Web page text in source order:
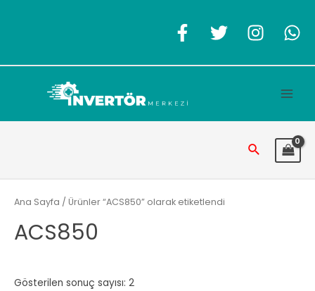
Arama
Ana Sayfa / Ürünler “ACS850” olarak etiketlendi
ACS850
Gösterilen sonuç sayısı: 2